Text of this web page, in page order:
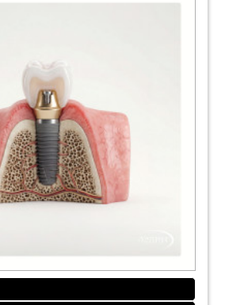
Deutschland GmbH
oder lieber